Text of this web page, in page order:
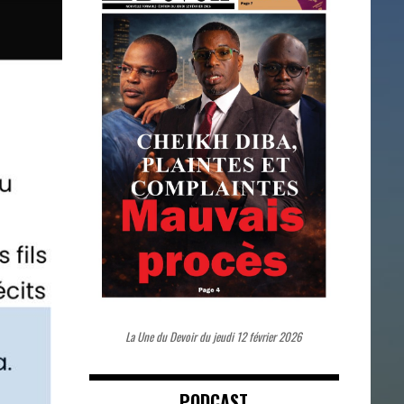
La Une du Devoir du jeudi 12 février 2026